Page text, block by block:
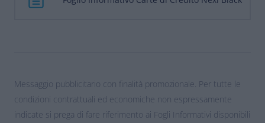
Messaggio pubblicitario con finalità promozionale. Per tutte le
condizioni contrattuali ed economiche non espressamente
indicate si prega di fare riferimento ai Fogli Informativi disponibili